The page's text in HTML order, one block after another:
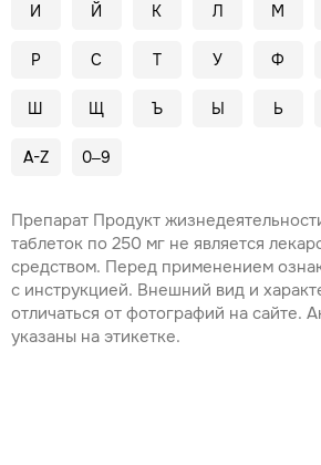
И Й К Л М
Р С Т У Ф
Ш Щ Ъ Ы Ь
A-Z 0–9
Препарат Продукт
таблеток по 250 мг не является
средством. Перед применением
с инструкцией. Внешний вид и
отличаться от фотографий на сайте.
указаны на этикетке.